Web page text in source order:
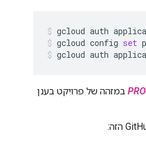
gcloud auth
gcloud config set
gcloud auth
במזהה של פרויקט בענן